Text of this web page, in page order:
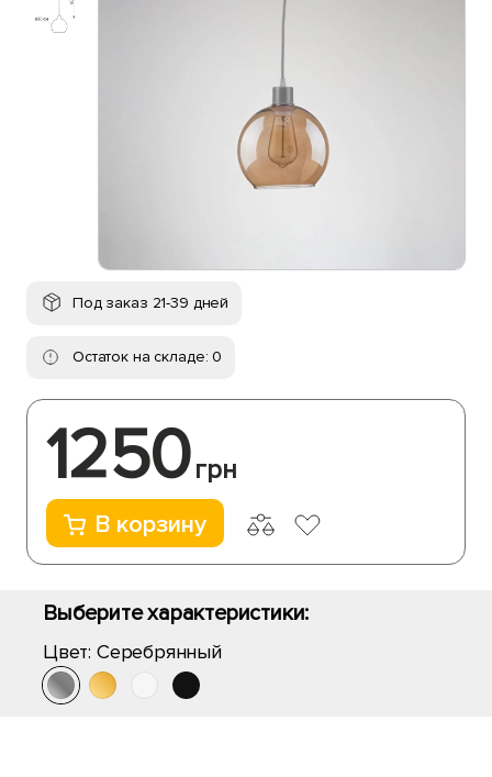
Под заказ 21-39 дней
Остаток на складе: 0
1250грн
В корзину
Выберите характеристики:
Цвет: Серебрянный